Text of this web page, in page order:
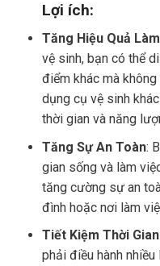
Lợi ích:
Tăng Hiệu Quả
vệ sinh, bạn có thể
điểm khác mà
dụng cụ vệ sinh
thời gian và năng
Tăng Sự An Toàn:
gian sống và làm
tăng cường sự an
đình hoặc nơi làm
Tiết Kiệm Thời
phải điều hành